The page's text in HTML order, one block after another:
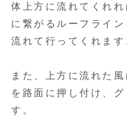
体上方に流れてくれ
に繋がるルーフライ
流れて行ってくれます
また、上方に流れた
を路面に押し付け、
す。